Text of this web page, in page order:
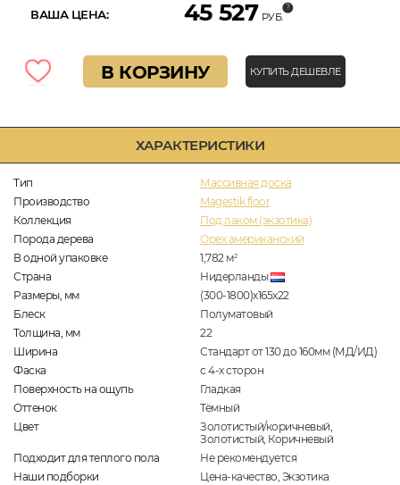
ХАРАКТЕРИСТИКИ
Тип
Массивная доска
Производство
Magestik floor
Коллекция
Под лаком (экзотика)
Порода дерева
Орех американский
В одной упаковке
1,782 м2
Страна
Нидерланды
Размеры, мм
(300-1800)x165x22
Блеск
Полуматовый
Толщина, мм
22
Ширина
Стандарт от 130 до 160мм (МД/ИД)
Фаска
с 4-х сторон
Поверхность на ощупь
Гладкая
Оттенок
Тёмный
Цвет
Золотистый/коричневый,
Золотистый, Коричневый
Подходит для теплого пола
Не рекомендуется
Наши подборки
Цена-качество, Экзотика
ВАША ЦЕНА: 45 527 РУБ.
В КОРЗИНУ КУПИТЬ ДЕШЕВЛЕ